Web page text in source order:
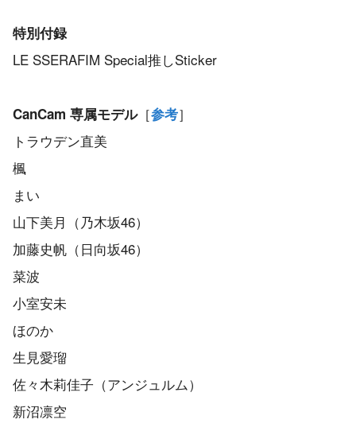
特別付録
LE SSERAFIM Special推しSticker
CanCam 専属モデル［参考］
トラウデン直美
楓
まい
山下美月（乃木坂46）
加藤史帆（日向坂46）
菜波
小室安未
ほのか
生見愛瑠
佐々木莉佳子（アンジュルム）
新沼凛空